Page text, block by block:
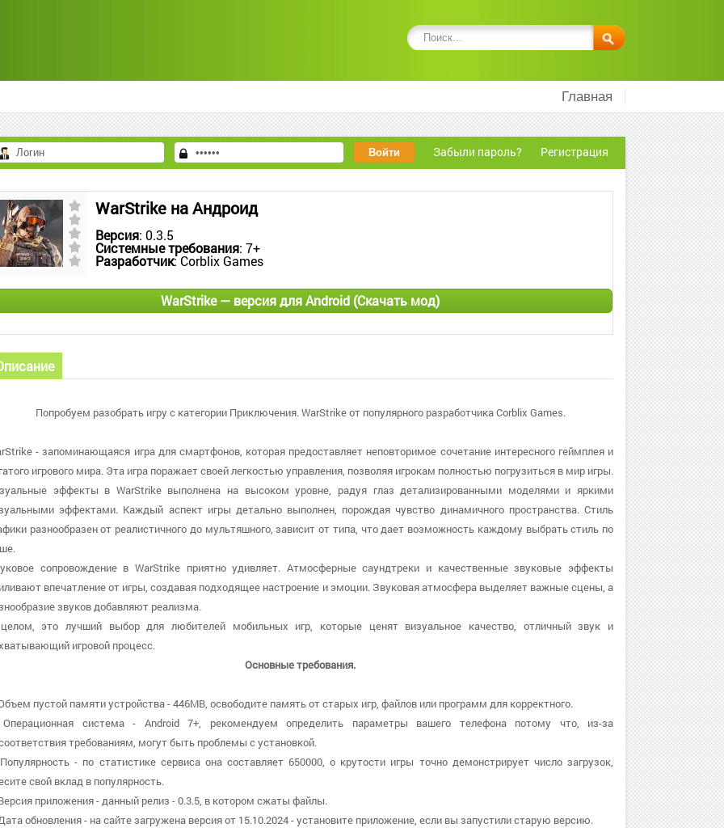
Главная
Забыли пароль? Регистрация
WarStrike на Андроид
Версия: 0.3.5
Системные требования: 7+
Разработчик: Corblix Games
WarStrike — версия для Android (Скачать мод)
Попробуем разобрать игру с категории Приключения. WarStrike от популярного разработчика Corblix Games.
- запоминающаяся игра для смартфонов, которая предоставляет неповторимое сочетание интересного геймплея и
игрового мира. Эта игра поражает своей легкостью управления, позволяя игрокам полностью погрузиться в мир игры.
эффекты в WarStrike выполнена на высоком уровне, радуя глаз детализированными моделями и яркими
эффектами. Каждый аспект игры детально выполнен, порождая чувство динамичного пространства. Стиль
разнообразен от реалистичного до мультяшного, зависит от типа, что дает возможность каждому выбрать стиль по
сопровождение в WarStrike приятно удивляет. Атмосферные саундтреки и качественные звуковые эффекты
впечатление от игры, создавая подходящее настроение и эмоции. Звуковая атмосфера выделяет важные сцены, а
звуков добавляют реализма.
это лучший выбор для любителей мобильных игр, которые ценят визуальное качество, отличный звук и
игровой процесс.
Основные требования.
пустой памяти устройства - 446MB, освободите память от старых игр, файлов или программ для корректного.
система - Android 7+, рекомендуем определить параметры вашего телефона потому что, из-за
требованиям, могут быть проблемы с установкой.
- по статистике сервиса она составляет 650000, о крутости игры точно демонстрирует число загрузок,
свой вклад в популярность.
приложения - данный релиз - 0.3.5, в котором сжаты файлы.
обновления - на сайте загружена версия от 15.10.2024 - установите приложение, если вы запустили старую версию.